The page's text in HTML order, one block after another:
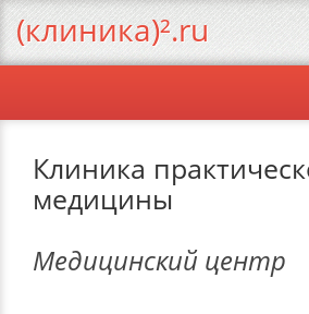
Клиника
медицины
Медицинский центр
(клиника)².ru